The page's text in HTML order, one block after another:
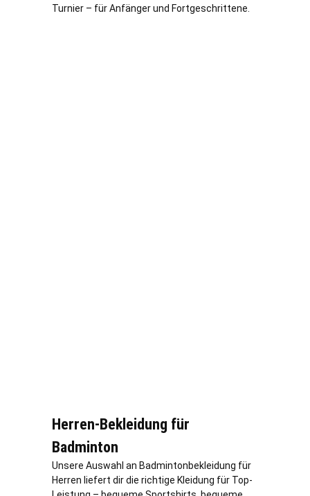
Turnier – für Anfänger und Fortgeschrittene.
Herren-Bekleidung für
Badminton
Unsere Auswahl an Badmintonbekleidung für
Herren liefert dir die richtige Kleidung für Top-